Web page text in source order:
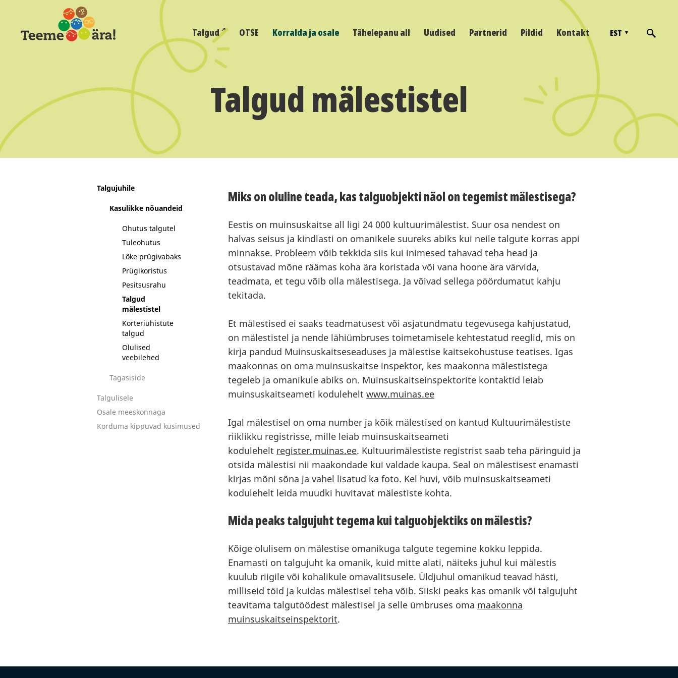
Talgud OTSE Korralda ja osale Tähelepanu all Uudised Partnerid Pildid Kontakt EST
Talgud mälestistel
Talgujuhile
Kasulikke nõuandeid
Ohutus talgutel
Tuleohutus
Lõke prügivabaks
Prügikoristus
Pesitsusrahu
Talgud
mälestistel
Korteriühistute
talgud
Olulised
veebilehed
Tagasiside
Talgulisele
Osale meeskonnaga
Korduma kippuvad küsimused
Miks on oluline teada, kas talguobjekti näol on tegemist mälestisega?
Eestis on muinsuskaitse all ligi 24 000 kultuurimälestist. Suur osa nendest on
halvas seisus ja kindlasti on omanikele suureks abiks kui neile talgute korras appi
minnakse. Probleem võib tekkida siis kui inimesed tahavad teha head ja
otsustavad mõne räämas koha ära koristada või vana hoone ära värvida,
teadmata, et tegu võib olla mälestisega. Ja võivad sellega pöördumatut kahju
tekitada.
Et mälestised ei saaks teadmatusest või asjatundmatu tegevusega kahjustatud,
on mälestistel ja nende lähiümbruses toimetamisele kehtestatud reeglid, mis on
kirja pandud Muinsuskaitseseaduses ja mälestise kaitsekohustuse teatises. Igas
maakonnas on oma muinsuskaitse inspektor, kes maakonna mälestistega
tegeleb ja omanikule abiks on. Muinsuskaitseinspektorite kontaktid leiab
muinsuskaitseameti kodulehelt www.muinas.ee
Igal mälestisel on oma number ja kõik mälestised on kantud Kultuurimälestiste
riiklikku registrisse, mille leiab muinsuskaitseameti
kodulehelt register.muinas.ee. Kultuurimälestiste registrist saab teha päringuid ja
otsida mälestisi nii maakondade kui valdade kaupa. Seal on mälestisest enamasti
kirjas mõni sõna ja vahel lisatud ka foto. Kel huvi, võib muinsuskaitseameti
kodulehelt leida muudki huvitavat mälestiste kohta.
Mida peaks talgujuht tegema kui talguobjektiks on mälestis?
Kõige olulisem on mälestise omanikuga talgute tegemine kokku leppida.
Enamasti on talgujuht ka omanik, kuid mitte alati, näiteks juhul kui mälestis
kuulub riigile või kohalikule omavalitsusele. Üldjuhul omanikud teavad hästi,
milliseid töid ja kuidas mälestisel teha võib. Siiski peaks kas omanik või talgujuht
teavitama talgutöödest mälestisel ja selle ümbruses oma maakonna
muinsuskaitseinspektorit.